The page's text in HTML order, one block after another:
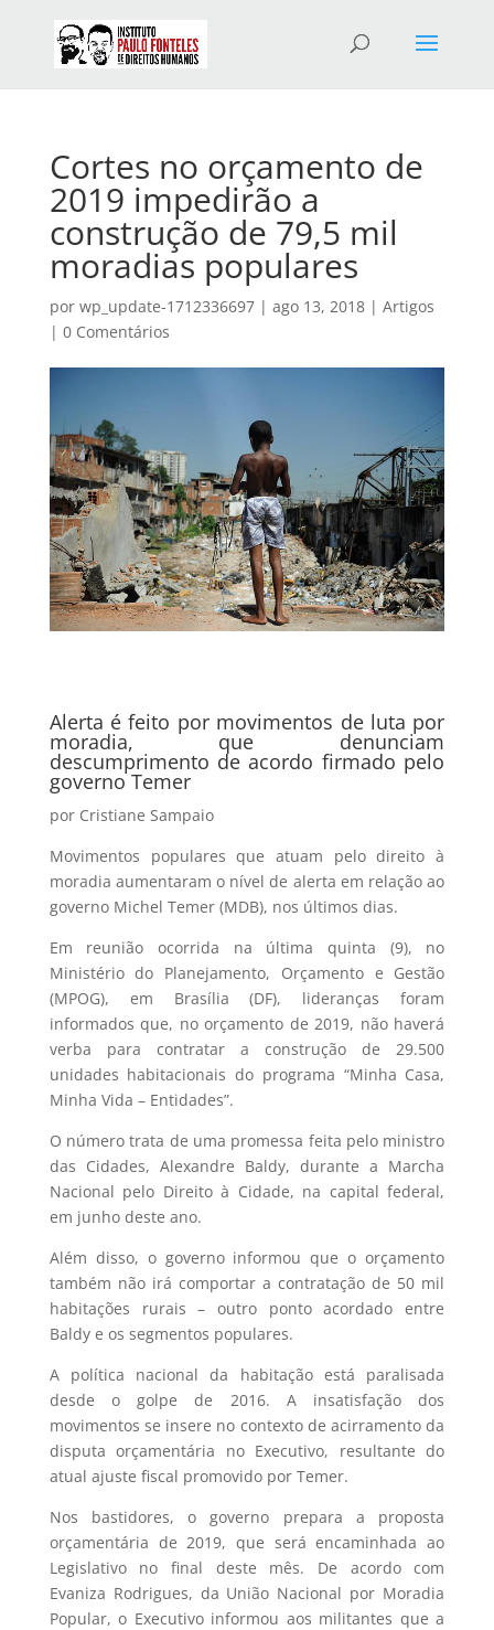
Cortes no orçamento de
2019 impedirão a
construção de 79,5 mil
moradias populares
por wp_update-1712336697| ago 13, 2018| Artigos
| 0 Comentários
Alerta é feito por movimentos de luta por
moradia, que denunciam
descumprimento de acordo firmado pelo
governo Temer
por Cristiane Sampaio
Movimentos populares que atuam pelo direito à
moradia aumentaram o nível de alerta em relação ao
governo Michel Temer (MDB), nos últimos dias.
Em reunião ocorrida na última quinta (9), no
Ministério do Planejamento, Orçamento e Gestão
(MPOG), em Brasília (DF), lideranças foram
informados que, no orçamento de 2019, não haverá
verba para contratar a construção de 29.500
unidades habitacionais do programa “Minha Casa,
Minha Vida – Entidades”.
O número trata de uma promessa feita pelo ministro
das Cidades, Alexandre Baldy, durante a Marcha
Nacional pelo Direito à Cidade, na capital federal,
em junho deste ano.
Além disso, o governo informou que o orçamento
também não irá comportar a contratação de 50 mil
habitações rurais – outro ponto acordado entre
Baldy e os segmentos populares.
A política nacional da habitação está paralisada
desde o golpe de 2016. A insatisfação dos
movimentos se insere no contexto de acirramento da
disputa orçamentária no Executivo, resultante do
atual ajuste fiscal promovido por Temer.
Nos bastidores, o governo prepara a proposta
orçamentária de 2019, que será encaminhada ao
Legislativo no final deste mês. De acordo com
Evaniza Rodrigues, da União Nacional por Moradia
Popular, o Executivo informou aos militantes que a